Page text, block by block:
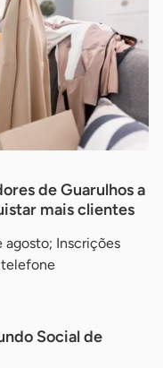
de Guarulhos a
mais clientes
Inscrições
telefone
Social de